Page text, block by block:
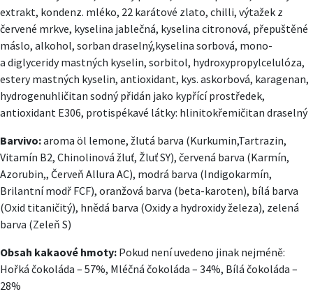
extrakt, kondenz. mléko, 22 karátové zlato, chilli, výtažek z
červené mrkve, kyselina jablečná, kyselina citronová, přepuštěné
máslo, alkohol, sorban draselný,kyselina sorbová, mono-
a diglyceridy mastných kyselin, sorbitol, hydroxypropylcelulóza,
estery mastných kyselin, antioxidant, kys. askorbová, karagenan,
hydrogenuhličitan sodný přidán jako kypřící prostředek,
antioxidant E306, protispékavé látky: hlinitokřemičitan draselný
Barvivo:aroma öl lemone, žlutá barva (Kurkumin,Tartrazin,
Vitamín B2, Chinolinová žluť, Žluť SY), červená barva (Karmín,
Azorubin,, Červeň Allura AC), modrá barva (Indigokarmín,
Brilantní modř FCF), oranžová barva (beta-karoten), bílá barva
(Oxid titaničitý), hnědá barva (Oxidy a hydroxidy železa), zelená
barva (Zeleň S)
Obsah kakaové hmoty: Pokud není uvedeno jinak nejméně:
Hořká čokoláda – 57%, Mléčná čokoláda – 34%, Bílá čokoláda –
28%